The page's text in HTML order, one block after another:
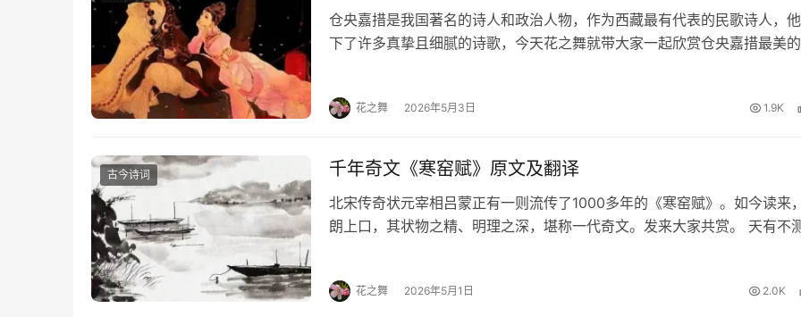
仓央嘉措是我国著名的诗人和政治人物，作为西藏最有代表的民歌诗人，
下了许多真挚且细腻的诗歌，今天花之舞就带大家一起欣赏仓央嘉措最美
花之舞 2026年5月3日 1.9K
古今诗词 千年奇文《寒窑赋》原文及翻译
北宋传奇状元宰相吕蒙正有一则流传了1000多年的《寒窑赋》。如今读来
朗上口，其状物之精、明理之深，堪称一代奇文。发来大家共赏。 天有不
花之舞 2026年5月1日 2.0K